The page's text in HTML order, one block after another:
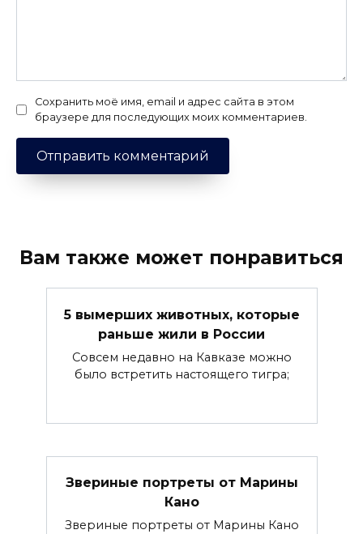
Сохранить моё имя, email и адрес сайта в этом
браузере для последующих моих комментариев.
Вам также может понравиться
5 вымерших животных, которые
раньше жили в России
Совсем недавно на Кавказе можно
было встретить настоящего тигра;
Звериные портреты от Марины
Кано
Звериные портреты от Марины Кано